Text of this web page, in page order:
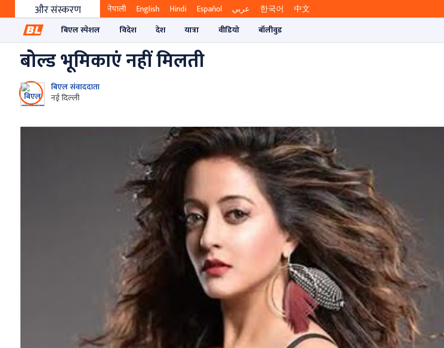
और संस्करण नेपाली English Hindi Español عربي 한국어
中文
बिएल स्पेशल
विदेश देश यात्रा वीडियो बॉलीवुड
बोल्ड भूमिकाएं नहीं मिलती
बिएल संवाददाता
नई दिल्‍ली